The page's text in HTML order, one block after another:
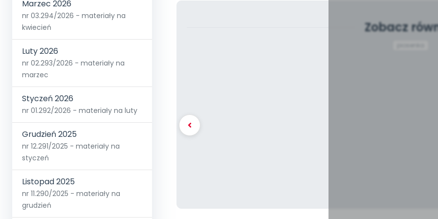
Marzec 2026
nr 03.294/2026 - materiały na
kwiecień
Luty 2026
nr 02.293/2026 - materiały na
marzec
Styczeń 2026
nr 01.292/2026 - materiały na luty
Grudzień 2025
nr 12.291/2025 - materiały na
styczeń
Listopad 2025
nr 11.290/2025 - materiały na
grudzień
Zobacz